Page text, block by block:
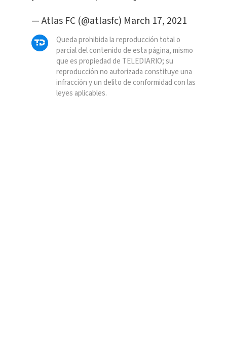
— Atlas FC (@atlasfc) March 17, 2021
Queda prohibida la reproducción total o
parcial del contenido de esta página, mismo
que es propiedad de TELEDIARIO; su
reproducción no autorizada constituye una
infracción y un delito de conformidad con las
leyes aplicables.